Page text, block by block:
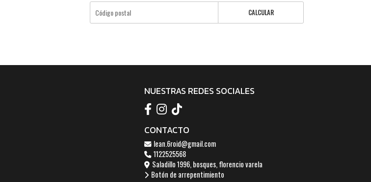
CALCULAR
NUESTRAS REDES SOCIALES
CONTACTO
lean.6roid@gmail.com
1122525568
Saladillo 1996, bosques, florencio varela
Botón de arrepentimiento